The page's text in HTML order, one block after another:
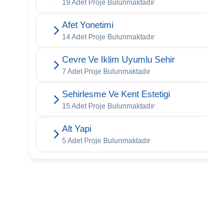
19 Adet Proje Bulunmaktadır
Afet Yonetimi
14 Adet Proje Bulunmaktadır
Cevre Ve Iklim Uyumlu Sehir
7 Adet Proje Bulunmaktadır
Sehirlesme Ve Kent Estetigi
15 Adet Proje Bulunmaktadır
Alt Yapi
5 Adet Proje Bulunmaktadır